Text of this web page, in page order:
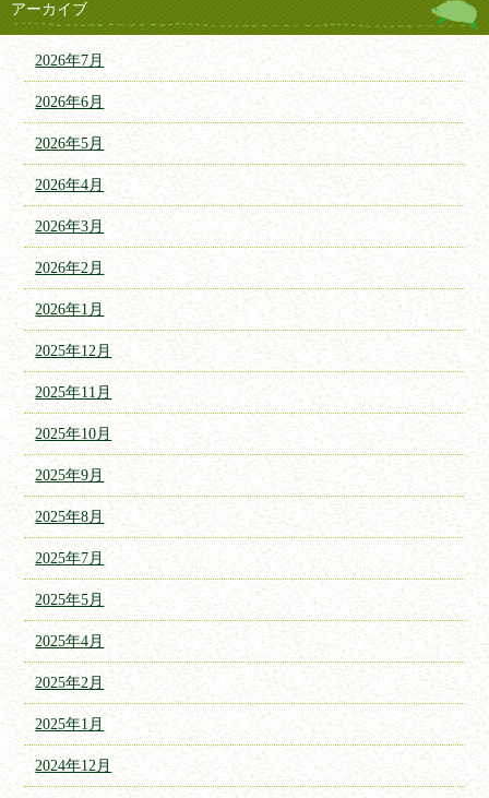
アーカイブ
2026年7月
2026年6月
2026年5月
2026年4月
2026年3月
2026年2月
2026年1月
2025年12月
2025年11月
2025年10月
2025年9月
2025年8月
2025年7月
2025年5月
2025年4月
2025年2月
2025年1月
2024年12月